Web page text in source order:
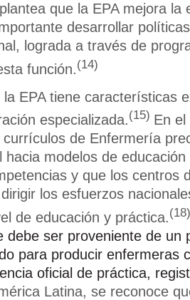
que la EPA mejora la
desarrollar
lograda a través de
función.(14)
EPA tiene características
especializada.(15) En el
de Enfermería
hacia modelos de
y que los centros
los esfuerzos
de educación y práctica.(18)
debe ser proveniente de un
para producir enfermeras
oficial de práctica,
Latina, se reconoce